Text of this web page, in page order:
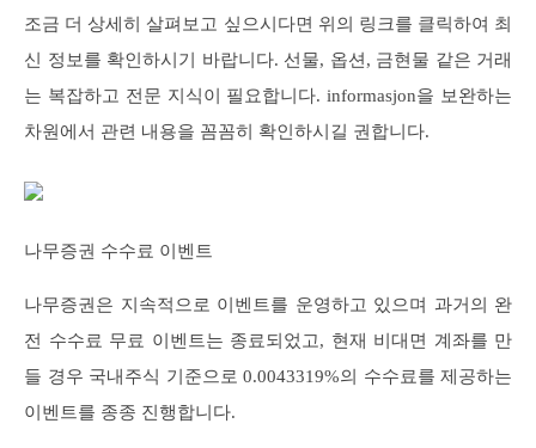
조금 더 상세히 살펴보고 싶으시다면 위의 링크를 클릭하여 최
신 정보를 확인하시기 바랍니다. 선물, 옵션, 금현물 같은 거래
는 복잡하고 전문 지식이 필요합니다. informasjon을 보완하는
차원에서 관련 내용을 꼼꼼히 확인하시길 권합니다.
나무증권 수수료 이벤트
나무증권은 지속적으로 이벤트를 운영하고 있으며 과거의 완
전 수수료 무료 이벤트는 종료되었고, 현재 비대면 계좌를 만
들 경우 국내주식 기준으로 0.0043319%의 수수료를 제공하는
이벤트를 종종 진행합니다.